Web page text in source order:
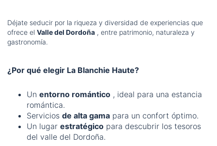
Déjate seducir por la riqueza y diversidad de experiencias que
ofrece el Valle del Dordoña , entre patrimonio, naturaleza y
gastronomía.
¿Por qué elegir La Blanchie Haute?
Un entorno romántico , ideal para una estancia
romántica.
Servicios de alta gama para un confort óptimo.
Un lugar estratégico para descubrir los tesoros
del valle del Dordoña.